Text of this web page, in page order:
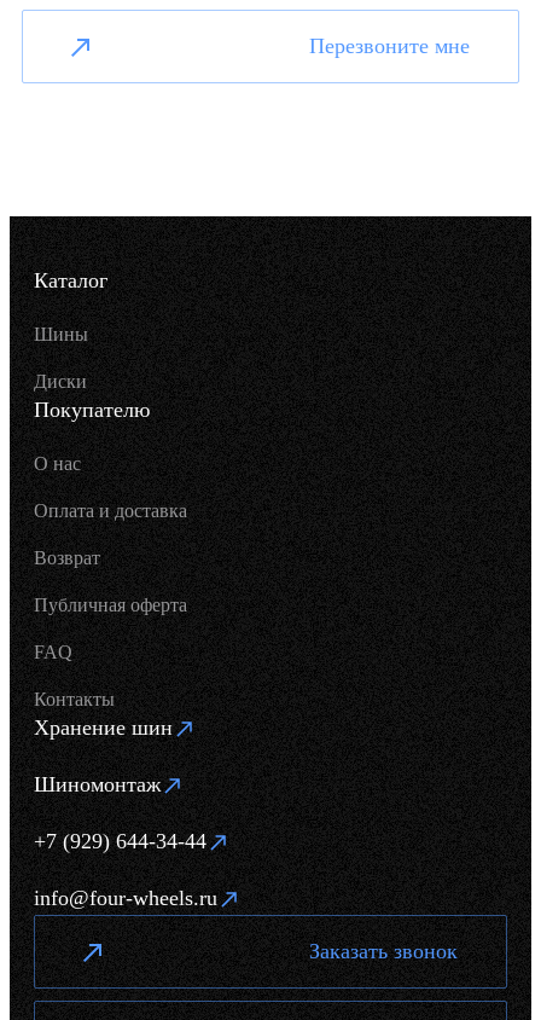
Перезвоните мне
Каталог
Шины
Диски
Покупателю
О нас
Оплата и доставка
Возврат
Публичная оферта
FAQ
Контакты
Хранение шин
Шиномонтаж
+7 (929) 644-34-44
info@four-wheels.ru
Заказать звонок